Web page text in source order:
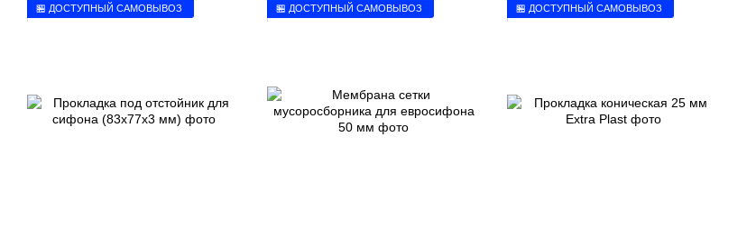
🏪 ДОСТУПНЫЙ САМОВЫВОЗ 🏪 ДОСТУПНЫЙ САМОВЫВОЗ 🏪 ДОСТУПНЫЙ САМОВЫВОЗ